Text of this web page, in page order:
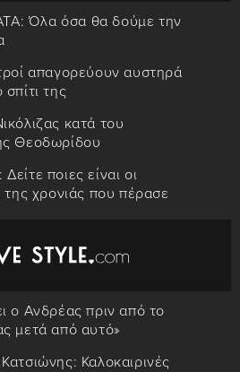
Όλα όσα θα δούμε την
απαγορεύουν αυστηρά
της
κατά του
Θεοδωρίδου
ποιες είναι οι
της χρονιάς που πέρασε
ο Ανδρέας πριν από το
μετά από αυτό»
Καλοκαιρινές